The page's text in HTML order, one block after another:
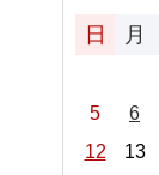
日 月
5
6
12
13